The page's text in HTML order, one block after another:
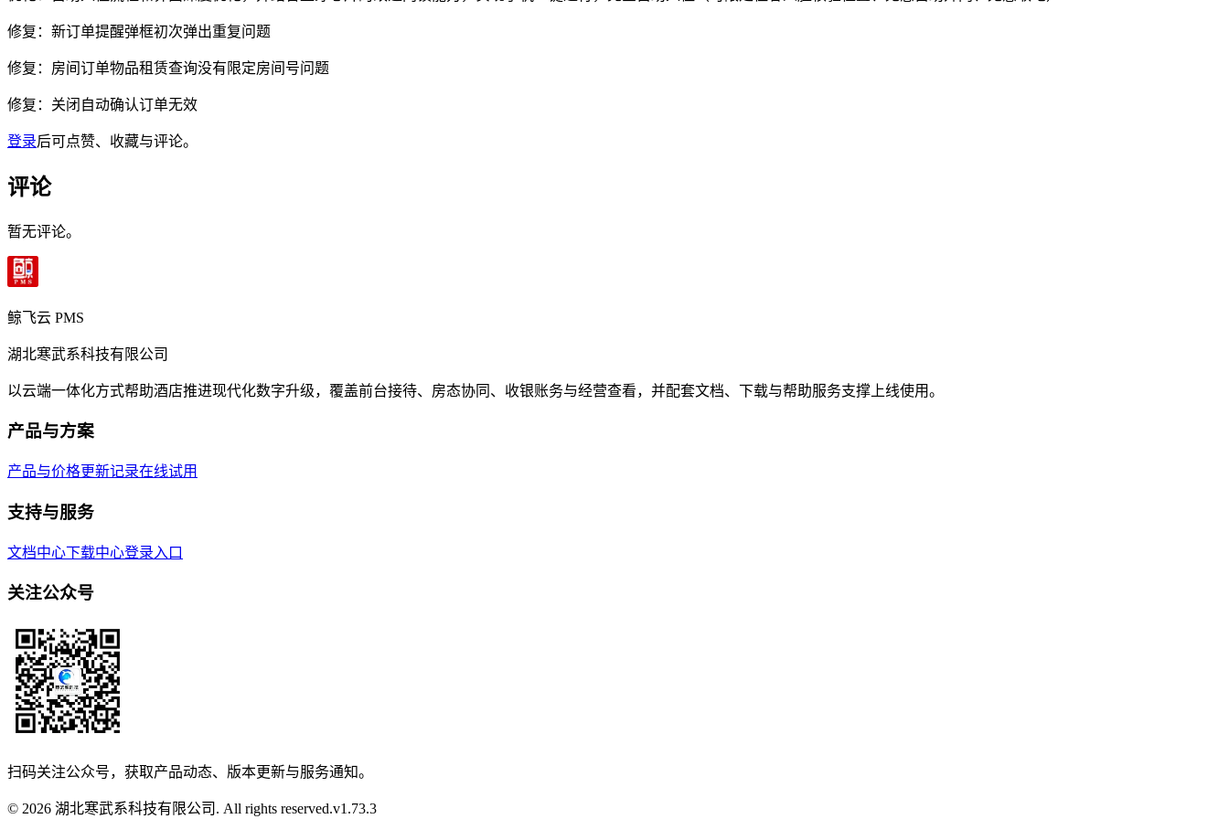
修复：新订单提醒弹框初次弹出重复问题
修复：房间订单物品租赁查询没有限定房间号问题
修复：关闭自动确认订单无效
登录后可点赞、收藏与评论。
评论
暂无评论。
鲸飞云 PMS
湖北寒武系科技有限公司
以云端一体化方式帮助酒店推进现代化数字升级，覆盖前台接待、房态协同、收银账务与经营查看，并配套文档、下载与帮助服务支撑上线使用。
产品与方案
产品与价格更新记录在线试用
支持与服务
文档中心下载中心登录入口
关注公众号
扫码关注公众号，获取产品动态、版本更新与服务通知。
© 2026 湖北寒武系科技有限公司. All rights reserved.v1.73.3